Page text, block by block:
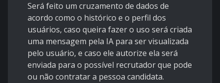
Será feito um cruzamento de dados de
acordo como o histórico e o perfil dos
usuários, caso queira fazer o uso será criada
uma mensagem pela IA para ser visualizada
pelo usuário, e caso ele autorize ela será
enviada para o possível recrutador que pode
ou não contratar a pessoa candidata.